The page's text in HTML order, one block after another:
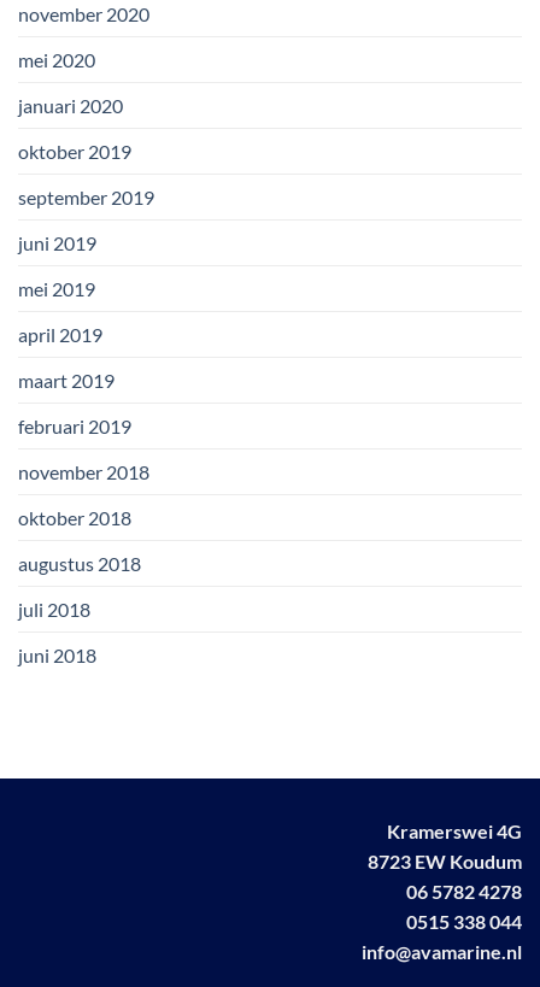
november 2020
mei 2020
januari 2020
oktober 2019
september 2019
juni 2019
mei 2019
april 2019
maart 2019
februari 2019
november 2018
oktober 2018
augustus 2018
juli 2018
juni 2018
Kramerswei 4G
8723 EW Koudum
06 5782 4278
0515 338 044
info@avamarine.nl